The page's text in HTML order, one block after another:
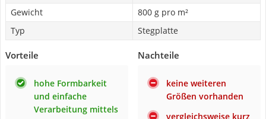
Gewicht
800 g pro m²
Typ
Stegplatte
Vorteile
hohe Formbarkeit
und einfache
Verarbeitung mittels
Nachteile
keine weiteren
Größen vorhanden
vergleichsweise kurz